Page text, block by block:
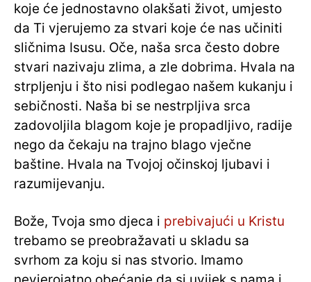
koje će jednostavno olakšati život, umjesto
da Ti vjerujemo za stvari koje će nas učiniti
sličnima Isusu. Oče, naša srca često dobre
stvari nazivaju zlima, a zle dobrima. Hvala na
strpljenju i što nisi podlegao našem kukanju i
sebičnosti. Naša bi se nestrpljiva srca
zadovoljila blagom koje je propadljivo, radije
nego da čekaju na trajno blago vječne
baštine. Hvala na Tvojoj očinskoj ljubavi i
razumijevanju.
Bože, Tvoja smo djeca i prebivajući u Kristu
trebamo se preobražavati u skladu sa
svrhom za koju si nas stvorio. Imamo